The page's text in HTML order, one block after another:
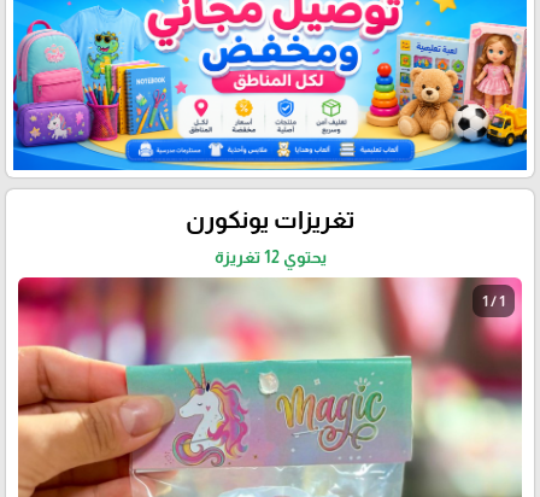
تغريزات يونكورن
يحتوي 12 تغريزة
1 / 1